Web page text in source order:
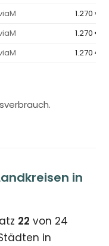
1.270 €
1.270 €
1.270 €
in
22 von 24
in